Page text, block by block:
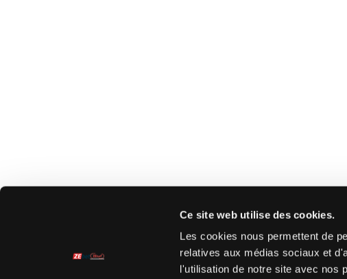
Ce site web utilise des cookies.
Les cookies nous permettent de
relatives aux médias sociaux et
l'utilisation de notre site avec nos